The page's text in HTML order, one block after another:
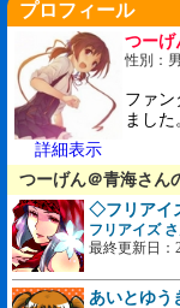
プロフィール
詳細表示
つーげ
性別：
ファン
ました
つーげん＠青海さん
◇フリアイ
フリアイズ
最終更新日：
あいとゆう